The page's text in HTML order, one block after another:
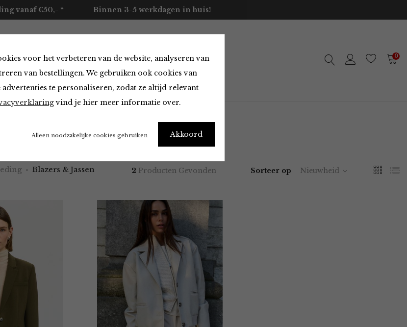
voor het verbeteren van de website, analyseren van
van bestellingen. We gebruiken ook cookies van
te personaliseren, zodat ze altijd relevant
vind je hier meer informatie over.
Akkoord
Alleen noodzakelijke cookies gebruiken
vanaf €50,- * Binnen 3-5 werkdagen in huis!
Merken Over ons Contact 0
Blazers & Jassen 2 Producten Gevonden Sorteer op Nieuwheid